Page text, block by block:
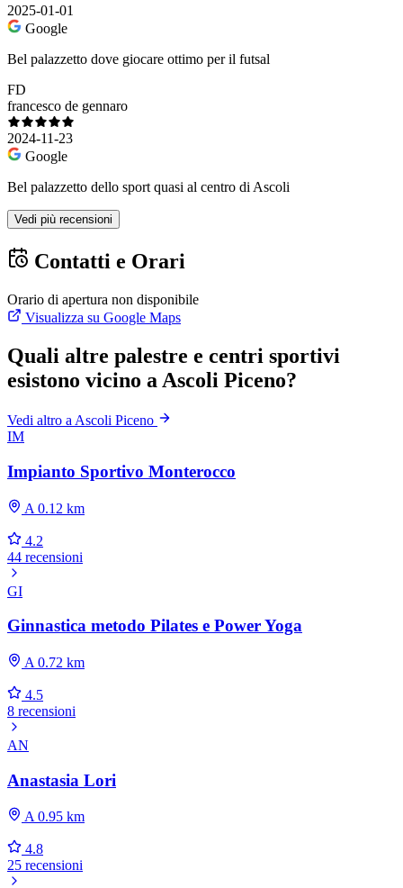
2025-01-01
Google
Bel palazzetto dove giocare ottimo per il futsal
FD
francesco de gennaro
2024-11-23
Google
Bel palazzetto dello sport quasi al centro di Ascoli
Vedi più recensioni
Contatti e Orari
Orario di apertura non disponibile
Visualizza su Google Maps
Quali altre palestre e centri sportivi
esistono vicino a Ascoli Piceno?
Vedi altro a Ascoli Piceno
IM
Impianto Sportivo Monterocco
A 0.12 km
4.2
44 recensioni
GI
Ginnastica metodo Pilates e Power Yoga
A 0.72 km
4.5
8 recensioni
AN
Anastasia Lori
A 0.95 km
4.8
25 recensioni